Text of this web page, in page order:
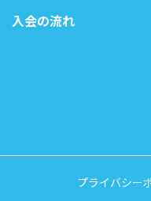
入会の流れ
プライバシー